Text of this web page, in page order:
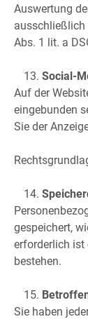
Auswertung
ausschließlich
Abs. 1 lit. a
Social-
Auf der
eingebunden
Sie der
gespeichert,
erforderlich ist
bestehen.
Sie haben